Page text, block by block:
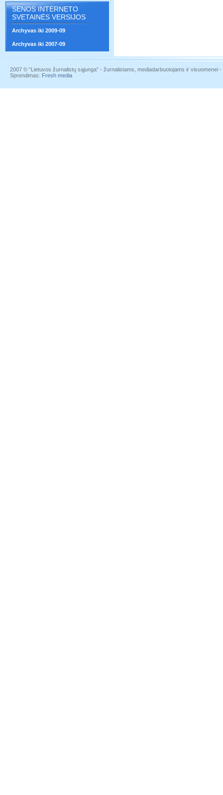
SENOS INTERNETO
SVETAINĖS VERSIJOS
Archyvas iki 2009-09
Archyvas iki 2007-09
2007 © “Lietuvos žurnalistų sąjunga” - žurnalistams, mediadarbuotojams ir visuomenei
Sprendimas: Fresh media